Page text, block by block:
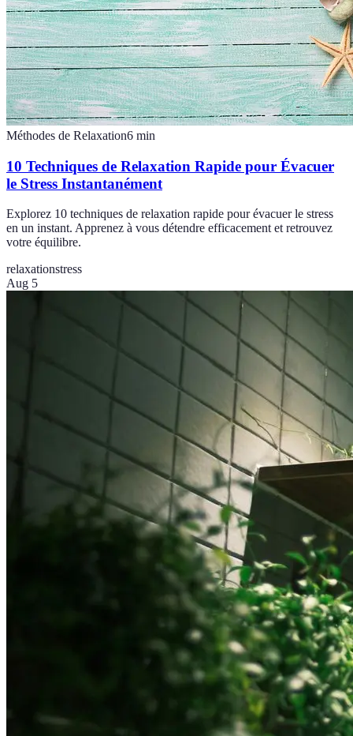
Méthodes de Relaxation6 min
10 Techniques de Relaxation Rapide pour Évacuer
le Stress Instantanément
Explorez 10 techniques de relaxation rapide pour évacuer le stress
en un instant. Apprenez à vous détendre efficacement et retrouvez
votre équilibre.
relaxationstress
Aug 5